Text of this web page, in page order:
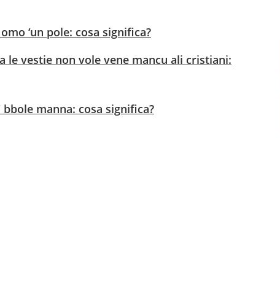
‘un pole: cosa significa?
le vestie non vole vene mancu ali cristiani:
manna: cosa significa?